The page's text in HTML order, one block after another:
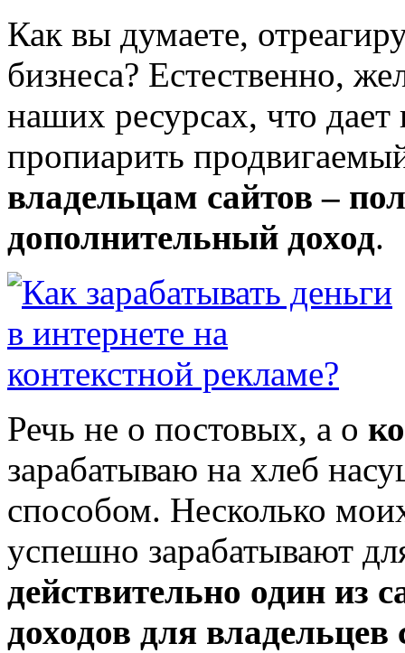
Как вы думаете,
бизнеса? Естественно,
наших ресурсах, что
пропиарить
владельцам сайтов –
дополнительный доход.
Речь не о постовых, а о
зарабатываю на хлеб
способом. Несколько
успешно зарабатывают
действительно один из
доходов для владельцев